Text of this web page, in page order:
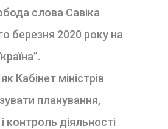
слова Савіка
березня 2020 року на
Кабінет міністрів
планування,
контроль діяльності